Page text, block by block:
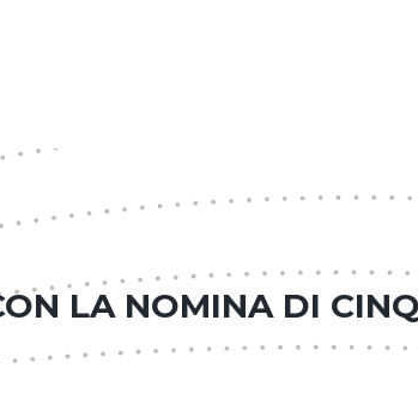
LA NOMINA DI